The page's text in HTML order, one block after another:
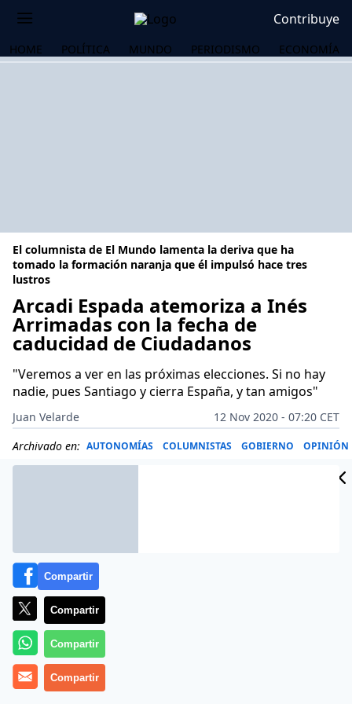
Contribuye
HOME POLÍTICA MUNDO PERIODISMO ECONOMÍA
El columnista de El Mundo lamenta la deriva que ha
tomado la formación naranja que él impulsó hace tres
lustros
Arcadi Espada atemoriza a Inés
Arrimadas con la fecha de
caducidad de Ciudadanos
"Veremos a ver en las próximas elecciones. Si no hay
nadie, pues Santiago y cierra España, y tan amigos"
Juan Velarde
12 Nov 2020 - 07:20 CET
Archivado en: AUTONOMÍAS COLUMNISTAS GOBIERNO OPINIÓN
Se tiene que estar tirando de los pelos y con toda la
Compartir
Compartir
Compartir
Compartir